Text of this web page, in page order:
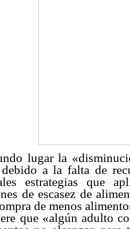
lugar la
a la falta de
estrategias que
de escasez de
de menos
que «algún adulto